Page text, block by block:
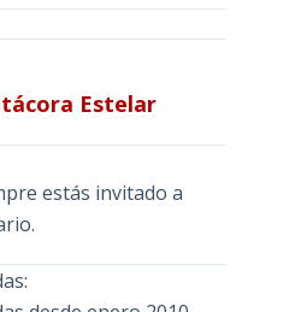
Estelar
estás invitado a